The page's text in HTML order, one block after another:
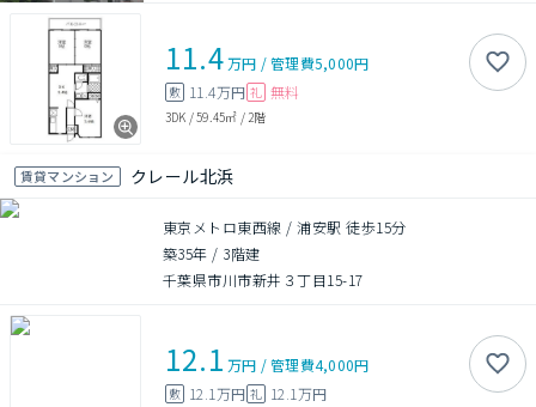
11.4万円 /管理費5,000円
敷 11.4万円 礼 無料
3DK /59.45㎡ / 2階
賃貸マンション クレール北浜
東京メトロ東西線 / 浦安駅 徒歩15分
築35年 / 3階建
千葉県市川市新井３丁目15-17
12.1 万円 /管理費4,000円
敷 12.1万円 礼 12.1万円